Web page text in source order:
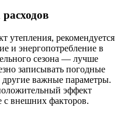
утепления, рекомендуется
и энергопотребление в
сезона — лучше
записывать погодные
важные параметры.
эффект
с внешних факторов.